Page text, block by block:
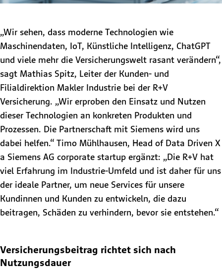
„Wir sehen, dass moderne Technologien wie
Maschinendaten, IoT, Künstliche Intelligenz, ChatGPT
und viele mehr die Versicherungswelt rasant verändern“,
sagt Mathias Spitz, Leiter der Kunden- und
Filialdirektion Makler Industrie bei der R+V
Versicherung. „Wir erproben den Einsatz und Nutzen
dieser Technologien an konkreten Produkten und
Prozessen. Die Partnerschaft mit Siemens wird uns
dabei helfen.“ Timo Mühlhausen, Head of Data Driven X
a Siemens AG corporate startup ergänzt: „Die R+V hat
viel Erfahrung im Industrie-Umfeld und ist daher für uns
der ideale Partner, um neue Services für unsere
Kundinnen und Kunden zu entwickeln, die dazu
beitragen, Schäden zu verhindern, bevor sie entstehen.“
Versicherungsbeitrag richtet sich nach
Nutzungsdauer